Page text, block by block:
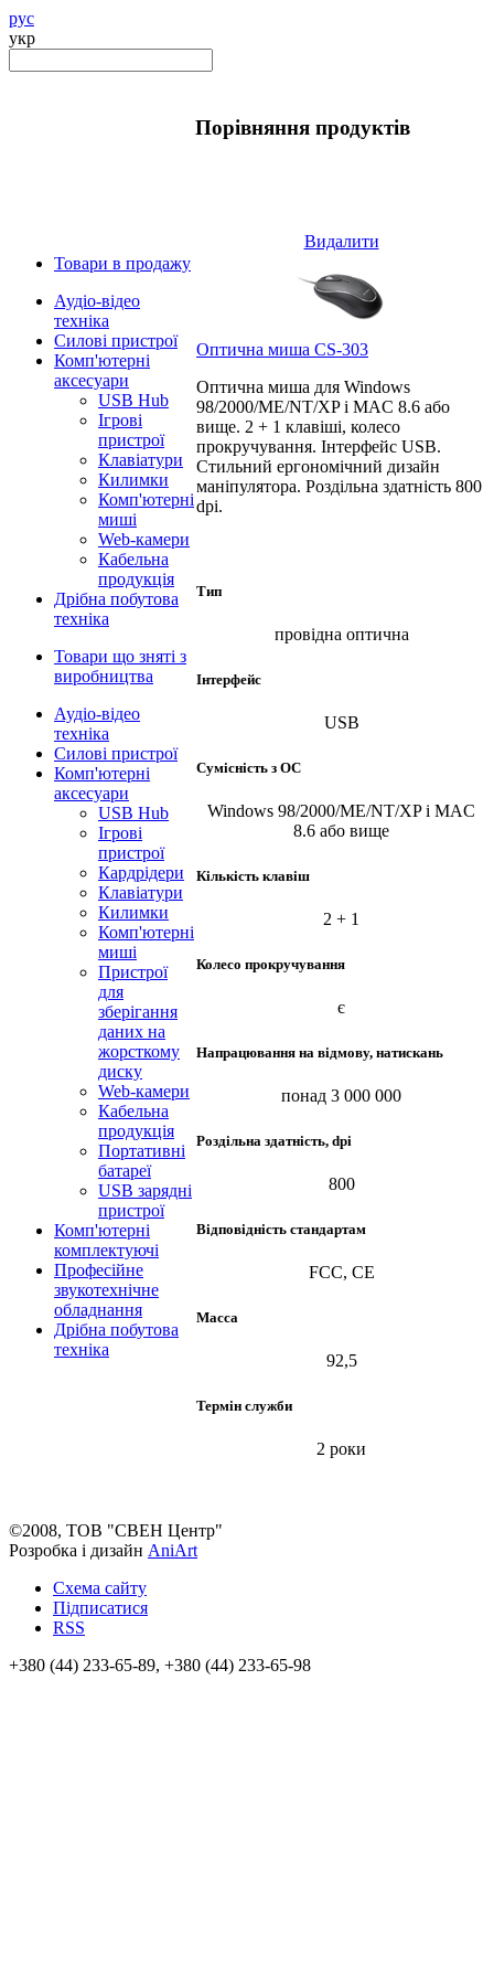
рус
укр
Товари в продажу
Аудіо-відео
техніка
Силові пристрої
Комп'ютерні
аксесуари
USB Hub
Ігрові
пристрої
Клавіатури
Килимки
Комп'ютерні
миші
Web-камери
Кабельна
продукція
Дрібна побутова
техніка
Товари що зняті з
виробництва
Аудіо-відео
техніка
Силові пристрої
Комп'ютерні
аксесуари
USB Hub
Ігрові
пристрої
Кардрідери
Клавіатури
Килимки
Комп'ютерні
миші
Пристрої
для
зберігання
даних на
жорсткому
диску
Web-камери
Кабельна
продукція
Портативні
батареї
USB зарядні
пристрої
Комп'ютерні
комплектуючі
Професійне
звукотехнічне
обладнання
Дрібна побутова
техніка
Порівняння продуктів
Видалити
Оптична миша CS-303
Оптична миша для Windows
98/2000/ME/NT/XP і MAC 8.6 або
вище. 2 + 1 клавіші, колесо
прокручування. Інтерфейс USB.
Стильний ергономічний дизайн
маніпулятора. Роздільна здатність 800
dpi.
Тип
провідна оптична
Інтерфейс
USB
Сумісність з ОС
Windows 98/2000/ME/NT/XP і MAC
8.6 або вище
Кількість клавіш
2 + 1
Колесо прокручування
є
Напрацювання на відмову, натискань
понад 3 000 000
Роздільна здатність, dpi
800
Відповідність стандартам
FCC, CE
Масса
92,5
Термін служби
2 роки
©2008, ТОВ "СВЕН Центр"
Розробка і дизайн AniArt
Схема сайту
Підписатися
RSS
+380 (44) 233-65-89, +380 (44) 233-65-98